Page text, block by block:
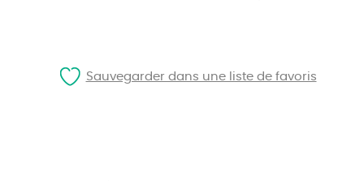
Sauvegarder dans une liste de favoris